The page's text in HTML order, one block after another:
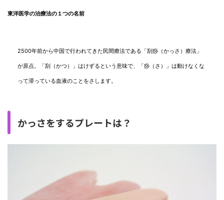
東洋医学の治療法の１つの名前
2500年前から中国で行われてきた民間療法である「刮痧（かっさ）療法」
が原点。「刮（かつ）」はけずるという意味で、「痧（さ）」は動けなくな
って滞っている血液のことをさします。
かっさをするプレートは？